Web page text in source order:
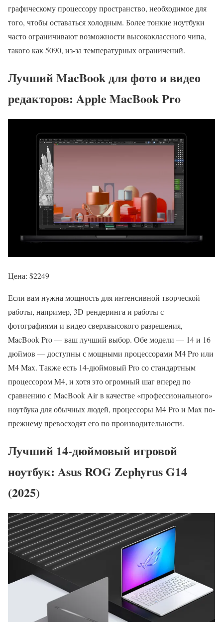
графическому процессору пространство, необходимое для
того, чтобы оставаться холодным. Более тонкие ноутбуки
часто ограничивают возможности высококлассного чипа,
такого как 5090, из-за температурных ограничений.
Лучший MacBook для фото и видео
редакторов: Apple MacBook Pro
Цена: $2249
Если вам нужна мощность для интенсивной творческой
работы, например, 3D-рендеринга и работы с
фотографиями и видео сверхвысокого разрешения,
MacBook Pro — ваш лучший выбор. Обе модели — 14 и 16
дюймов — доступны с мощными процессорами M4 Pro или
M4 Max. Также есть 14-дюймовый Pro со стандартным
процессором M4, и хотя это огромный шаг вперед по
сравнению с MacBook Air в качестве «профессионального»
ноутбука для обычных людей, процессоры M4 Pro и Max по-
прежнему превосходят его по производительности.
Лучший 14-дюймовый игровой
ноутбук: Asus ROG Zephyrus G14
(2025)